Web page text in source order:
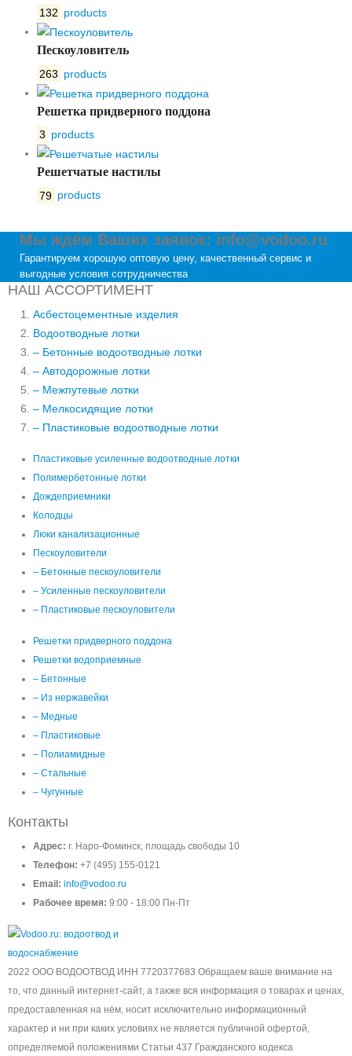
132 products
Пескоуловитель
263 products
Решетка придверного поддона
3 products
Решетчатые настилы
79 products
Мы ждём Ваших заявок: info@vodoo.ru
Гарантируем хорошую оптовую цену, качественный сервис и
выгодные условия сотрудничества
НАШ АССОРТИМЕНТ
Асбестоцементные изделия
Водоотводные лотки
– Бетонные водоотводные лотки
– Автодорожные лотки
– Межпутевые лотки
– Мелкосидящие лотки
– Пластиковые водоотводные лотки
Пластиковые усиленные водоотводные лотки
Полимербетонные лотки
Дождеприемники
Колодцы
Люки канализационные
Пескоуловители
– Бетонные пескоуловители
– Усиленные пескоуловители
– Пластиковые пескоуловители
Решетки придверного поддона
Решетки водоприемные
– Бетонные
– Из нержавейки
– Медные
– Пластиковые
– Полиамидные
– Стальные
– Чугунные
Контакты
Адрес: г. Наро-Фоминск, площадь свободы 10
Телефон: +7 (495) 155-0121
Email: info@vodoo.ru
Рабочее время: 9:00 - 18:00 Пн-Пт
2022 ООО ВОДООТВОД ИНН 7720377683 Обращаем ваше внимание на
то, что данный интернет-сайт, а также вся информация о товарах и ценах,
предоставленная на нём, носит исключительно информационный
характер и ни при каких условиях не является публичной офертой,
определяемой положениями Статьи 437 Гражданского кодекса